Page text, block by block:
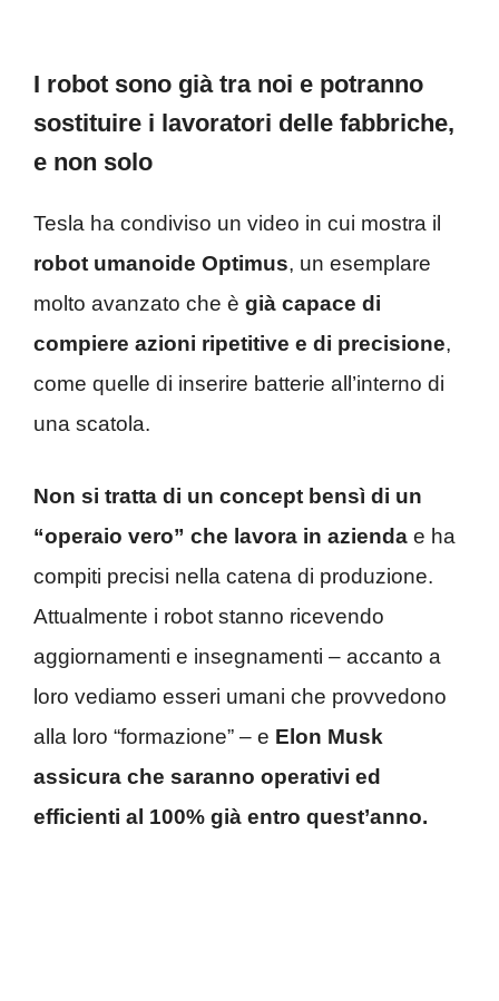
I robot sono già tra noi e potranno
sostituire i lavoratori delle fabbriche,
e non solo
Tesla ha condiviso un video in cui mostra il
robot umanoide Optimus, un esemplare
molto avanzato che è già capace di
compiere azioni ripetitive e di precisione,
come quelle di inserire batterie all’interno di
una scatola.
Non si tratta di un concept bensì di un
“operaio vero” che lavora in azienda e ha
compiti precisi nella catena di produzione.
Attualmente i robot stanno ricevendo
aggiornamenti e insegnamenti – accanto a
loro vediamo esseri umani che provvedono
alla loro “formazione” – e Elon Musk
assicura che saranno operativi ed
efficienti al 100% già entro quest’anno.